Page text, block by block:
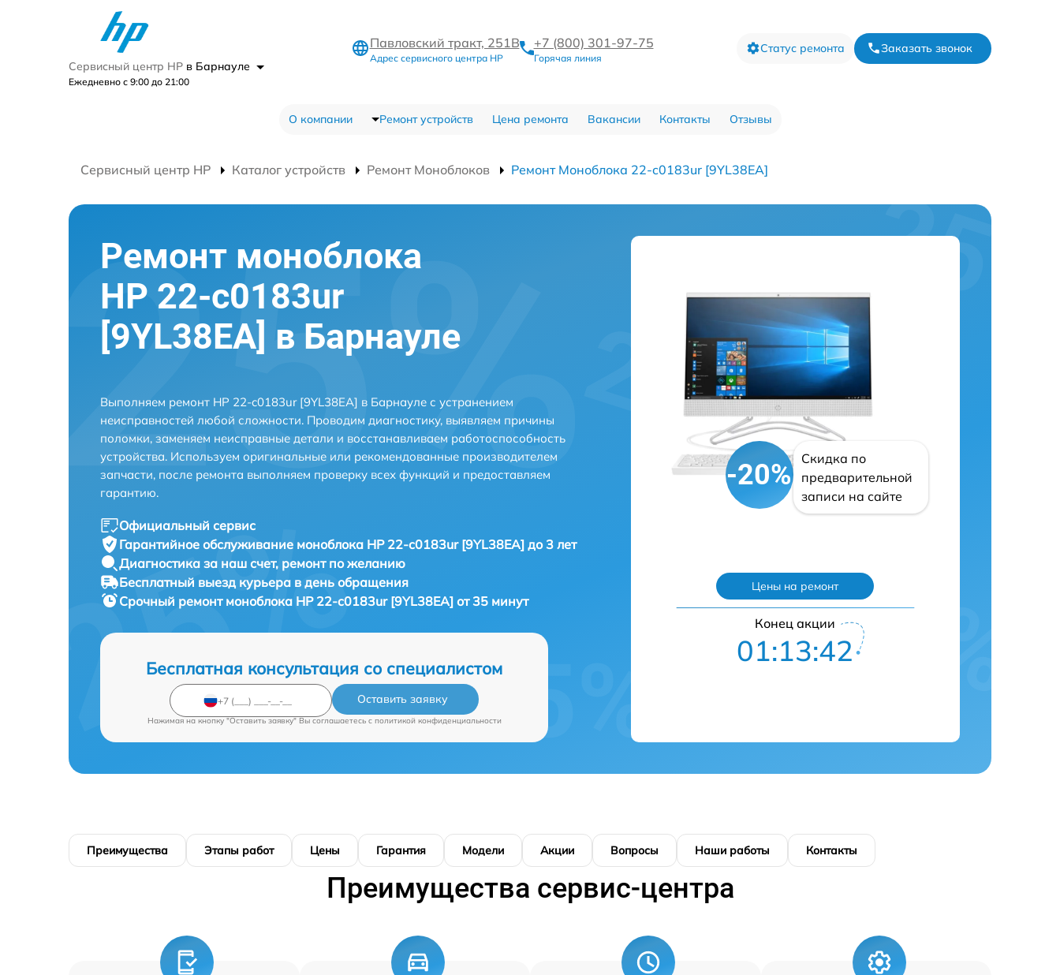
Сервисный центр HP в Барнауле
Ежедневно с 9:00 до 21:00
Павловский тракт, 251В
Адрес сервисного центра HP
+7 (800) 301-97-75
Горячая линия
Статус ремонта Заказать звонок
О компании Ремонт устройств Цена ремонта Вакансии Контакты Отзывы
Сервисный центр HP Каталог устройств Ремонт Моноблоков Ремонт Моноблока 22-c0183ur [9YL38EA]
Ремонт моноблока
HP 22-c0183ur
[9YL38EA] в Барнауле
Выполняем ремонт HP 22-c0183ur [9YL38EA] в Барнауле с устранением
неисправностей любой сложности. Проводим диагностику, выявляем причины
поломки, заменяем неисправные детали и восстанавливаем работоспособность
устройства. Используем оригинальные или рекомендованные производителем
запчасти, после ремонта выполняем проверку всех функций и предоставляем
гарантию.
Официальный сервис
Гарантийное обслуживание моноблока HP 22-c0183ur [9YL38EA] до 3 лет
Диагностика за наш счет, ремонт по желанию
Бесплатный выезд курьера в день обращения
Срочный ремонт моноблока HP 22-c0183ur [9YL38EA] от 35 минут
Бесплатная консультация со специалистом
Оставить заявку
Нажимая на кнопку "Оставить заявку" Вы соглашаетесь c политикой конфиденциальности
-20%
Скидка по
предварительной
записи на сайте
Цены на ремонт
Конец акции
01:13:41
Преимущества Этапы работ Цены Гарантия Модели Акции Вопросы Наши работы Контакты
Преимущества сервис-центра